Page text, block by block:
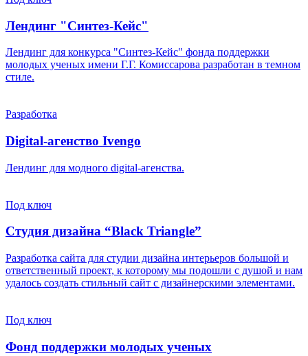
Лендинг "Синтез-Кейс"
Лендинг для конкурса "Синтез-Кейс" фонда поддержки
молодых ученых имени Г.Г. Комиссарова разработан в темном
стиле.
Разработка
Digital-агенство Ivengo
Лендинг для модного digital-агенства.
Под ключ
Студия дизайна “Black Triangle”
Разработка сайта для студии дизайна интерьеров большой и
ответственный проект, к которому мы подошли с душой и нам
удалось создать стильный сайт с дизайнерскими элементами.
Под ключ
Фонд поддержки молодых ученых